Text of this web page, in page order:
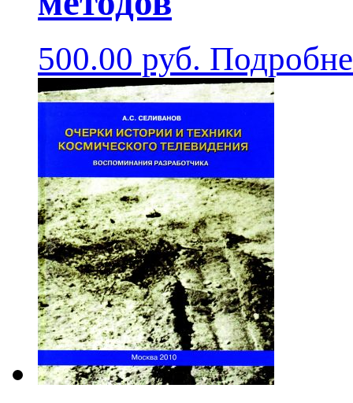
500.00 руб.